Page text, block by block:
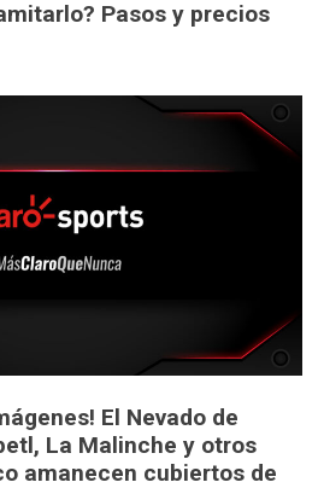
Pasos y precios
El Nevado de
La Malinche y otros
amanecen cubiertos de